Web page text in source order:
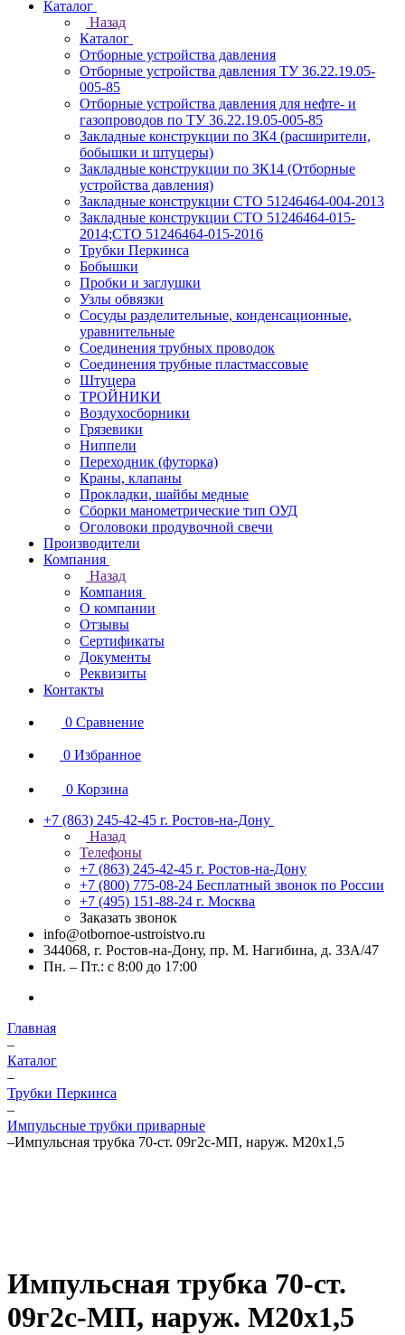
Каталог
Назад
Каталог
Отборные устройства давления
Отборные устройства давления ТУ 36.22.19.05-
005-85
Отборные устройства давления для нефте- и
газопроводов по ТУ 36.22.19.05-005-85
Закладные конструкции по ЗК4 (расширители,
бобышки и штуцеры)
Закладные конструкции по ЗК14 (Отборные
устройства давления)
Закладные конструкции СТО 51246464-004-2013
Закладные конструкции СТО 51246464-015-
2014;СТО 51246464-015-2016
Трубки Перкинса
Бобышки
Пробки и заглушки
Узлы обвязки
Сосуды разделительные, конденсационные,
уравнительные
Соединения трубных проводок
Соединения трубные пластмассовые
Штуцера
ТРОЙНИКИ
Воздухосборники
Грязевики
Ниппели
Переходник (футорка)
Краны, клапаны
Прокладки, шайбы медные
Сборки манометрические тип ОУД
Оголовоки продувочной свечи
Производители
Компания
Назад
Компания
О компании
Отзывы
Сертификаты
Документы
Реквизиты
Контакты
0 Сравнение
0 Избранное
0 Корзина
+7 (863) 245-42-45 г. Ростов-на-Дону
Назад
Телефоны
+7 (863) 245-42-45 г. Ростов-на-Дону
+7 (800) 775-08-24 Бесплатный звонок по России
+7 (495) 151-88-24 г. Москва
Заказать звонок
info@otbornoe-ustroistvo.ru
344068, г. Ростов-на-Дону, пр. М. Нагибина, д. 33А/47
Пн. – Пт.: с 8:00 до 17:00
Главная
–
Каталог
–
Трубки Перкинса
–
Импульсные трубки приварные
–Импульсная трубка 70-ст. 09г2с-МП, наруж. М20х1,5
Импульсная трубка 70-ст.
09г2с-МП, наруж. М20х1,5